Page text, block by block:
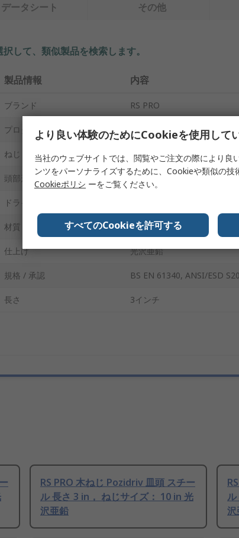
データシート その他
して、類似製品を検索します。
製品情報 内容
ブランド RS PRO
プロダクトタイプ 木ねじ
ねじ 12
頭部形状 皿頭
ドライブタイプ
材質 スチール
仕上げ 光沢亜鉛
規格 / 承認 BS EN 61340, ANSI/ESD S20
長さ 3インチ
RS PRO 木ねじ Pozidriv 皿頭 スチー
ル 長さ 3 in， ねじサイズ： 10 in 光
沢亜鉛
沢
より良い体験のためにCookieを使用して
当社のウェブサイトでは、閲覧やご注文の際により良
ンツをパーソナライズするために、Cookieや類似の技
Cookieポリシ ーをご覧ください。
すべてのCookieを許可する